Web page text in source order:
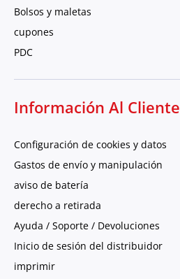
Bolsos y maletas
cupones
PDC
Información Al Cliente
Configuración de cookies y datos
Gastos de envío y manipulación
aviso de batería
derecho a retirada
Ayuda / Soporte / Devoluciones
Inicio de sesión del distribuidor
imprimir